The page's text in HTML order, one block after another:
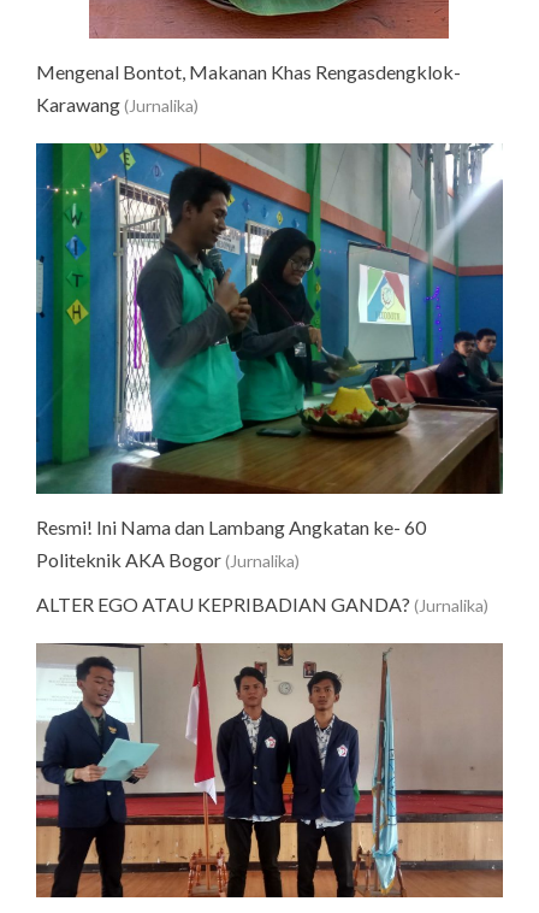
Mengenal Bontot, Makanan Khas Rengasdengklok-
Karawang(Jurnalika)
Resmi! Ini Nama dan Lambang Angkatan ke- 60
Politeknik AKA Bogor(Jurnalika)
ALTER EGO ATAU KEPRIBADIAN GANDA? (Jurnalika)